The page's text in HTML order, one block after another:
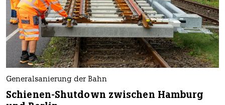
Generalsanierung der Bahn
Schienen-Shutdown zwischen Hamburg